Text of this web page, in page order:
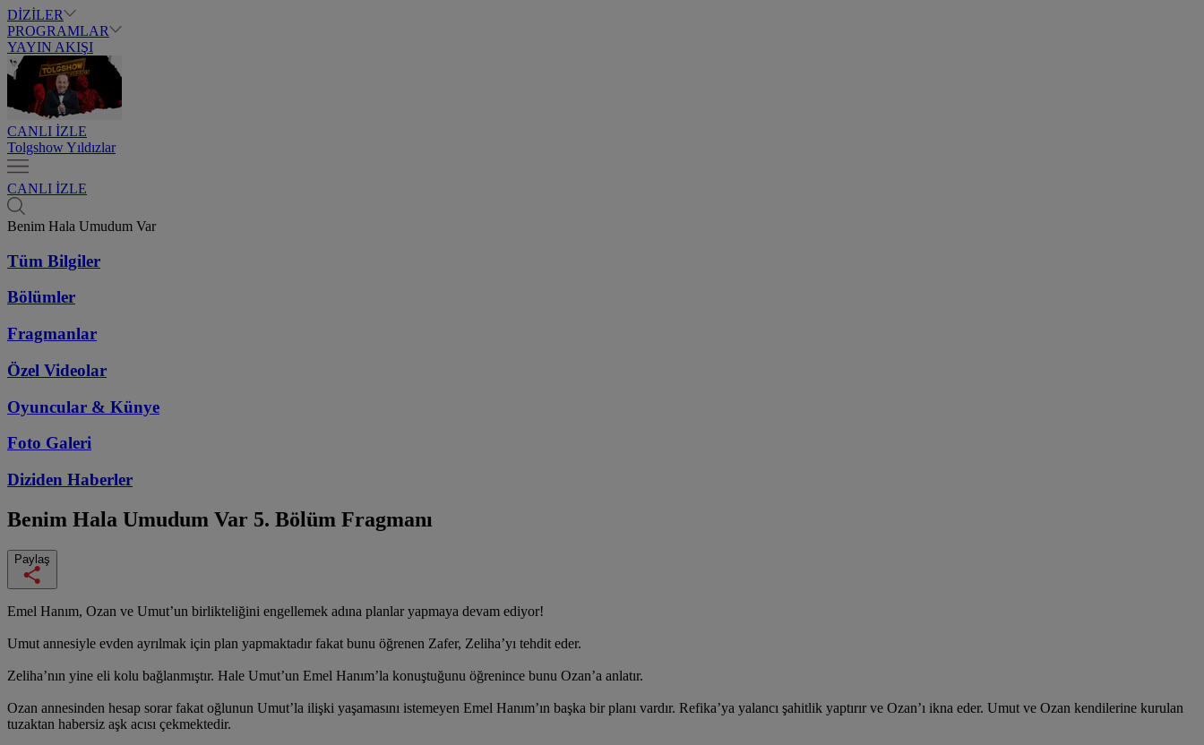
DİZİLER
PROGRAMLAR
YAYIN AKIŞI
CANLI İZLE
Tolgshow Yıldızlar
CANLI İZLE
Benim Hala Umudum Var
Tüm Bilgiler
Bölümler
Fragmanlar
Özel Videolar
Oyuncular & Künye
Foto Galeri
Diziden Haberler
Benim Hala Umudum Var 5. Bölüm Fragmanı
Paylaş
Emel Hanım, Ozan ve Umut’un birlikteliğini engellemek adına planlar yapmaya devam ediyor!
Umut annesiyle evden ayrılmak için plan yapmaktadır fakat bunu öğrenen Zafer, Zeliha’yı tehdit eder.
Zeliha’nın yine eli kolu bağlanmıştır. Hale Umut’un Emel Hanım’la konuştuğunu öğrenince bunu Ozan’a anlatır.
Ozan annesinden hesap sorar fakat oğlunun Umut’la ilişki yaşamasını istemeyen Emel Hanım’ın başka bir planı vardır. Refika’ya yalancı şahitlik yaptırır ve Ozan’ı ikna eder. Umut ve Ozan kendilerine kurulan
tuzaktan habersiz aşk acısı çekmektedir.